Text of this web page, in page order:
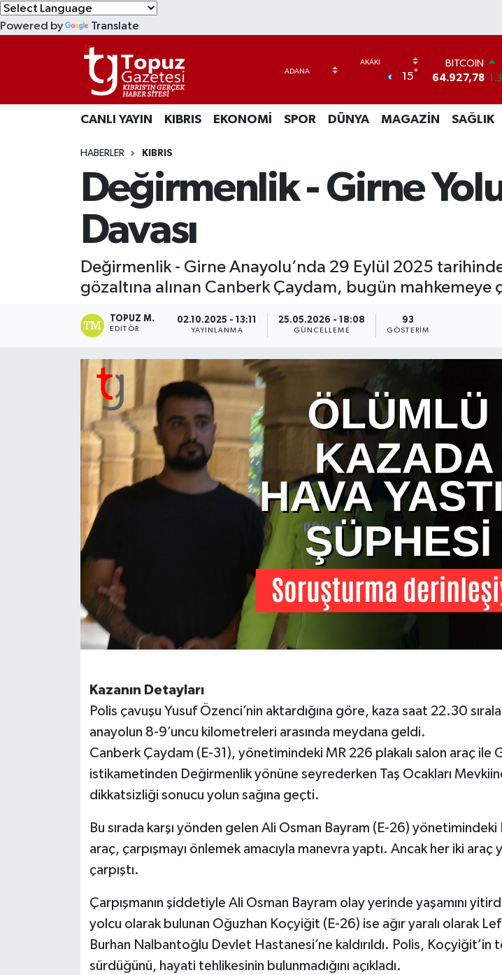
Powered by Translate
15°
BITCOIN
64.927,78
47,5894
EURO
GRAM ALTIN
6527.85
0.54
CANLI YAYIN KIBRIS EKONOMİ SPOR DÜNYA MAGAZİN SAĞLIK
HABERLER KIBRIS
Değirmenlik - Girne
Davası
Değirmenlik - Girne Anayolu’nda 29 Eylül 2025
gözaltına alınan Canberk Çaydam, bugün mahkemeye
TOPUZ M.
EDITÖR
02.10.2025 - 13:11
YAYINLANMA
25.05.2026 - 18:08
GÜNCELLEME
93
GÖSTERIM
Kazanın Detayları
Polis çavuşu Yusuf Özenci’nin aktardığına göre, kaza saat 22.30
anayolun 8-9’uncu kilometreleri arasında meydana geldi.
Canberk Çaydam (E-31), yönetimindeki MR 226 plakalı salon araç ile
istikametinden Değirmenlik yönüne seyrederken Taş Ocakları
dikkatsizliği sonucu yolun sağına geçti.
Bu sırada karşı yönden gelen Ali Osman Bayram (E-26) yönetimindeki
araç, çarpışmayı önlemek amacıyla manevra yaptı. Ancak her iki araç
çarpıştı.
Çarpışmanın şiddetiyle Ali Osman Bayram olay yerinde yaşamını
yolcu olarak bulunan Oğuzhan Koçyiğit (E-26) ise ağır yaralı olarak
Burhan Nalbantoğlu Devlet Hastanesi’ne kaldırıldı. Polis, Koçyiğit’in
sürdüğünü, hayati tehlikesinin bulunmadığını açıkladı.
EKONOMİ
MAGAZİN
TEKNOLOJİ
Lefkoşa Nöbetçi Eczaneler
Lefkoşa Hava Durumu
Lefkoşa Trafik Yoğunluk Haritası
Süper Lig Puan Durumu ve Fikstür
Tüm Manşetler
Son Dakika Haberleri
Haber Arşivi